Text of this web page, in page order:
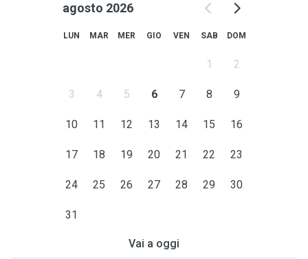
agosto 2026
LUN MAR MER GIO VEN SAB DOM
1 2
3 4 5 6 7 8 9
10 11 12 13 14 15 16
17 18 19 20 21 22 23
24 25 26 27 28 29 30
31
Vai a oggi